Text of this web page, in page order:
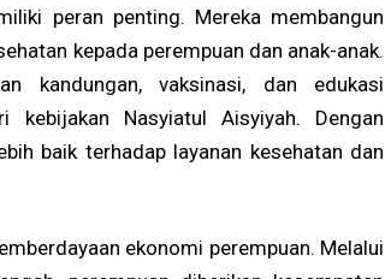
peran penting. Mereka membangun
kepada perempuan dan anak-anak.
kandungan, vaksinasi, dan edukasi
Nasyiatul Aisyiyah. Dengan
baik terhadap layanan kesehatan dan
ekonomi perempuan. Melalui